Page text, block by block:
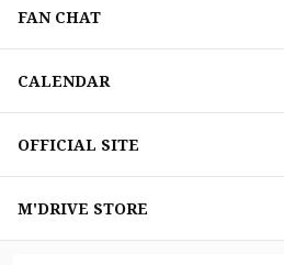
FAN CHAT
CALENDAR
OFFICIAL SITE
M'DRIVE STORE